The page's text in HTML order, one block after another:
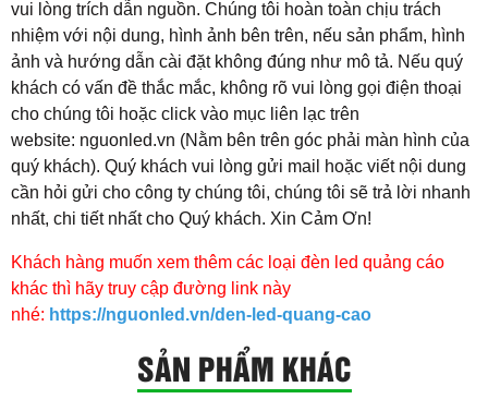
vui lòng trích dẫn nguồn. Chúng tôi hoàn toàn chịu trách
nhiệm với nội dung, hình ảnh bên trên, nếu sản phẩm, hình
ảnh và hướng dẫn cài đặt không đúng như mô tả. Nếu quý
khách có vấn đề thắc mắc, không rõ vui lòng gọi điện thoại
cho chúng tôi hoặc click vào mục liên lạc trên
website: nguonled.vn (Nằm bên trên góc phải màn hình của
quý khách). Quý khách vui lòng gửi mail hoặc viết nội dung
cần hỏi gửi cho công ty chúng tôi, chúng tôi sẽ trả lời nhanh
nhất, chi tiết nhất cho Quý khách. Xin Cảm Ơn!
​Khách hàng muốn xem thêm các loại đèn led quảng cáo
khác thì hãy truy cập đường link này
nhé: https://nguonled.vn/den-led-quang-cao
SẢN PHẨM KHÁC